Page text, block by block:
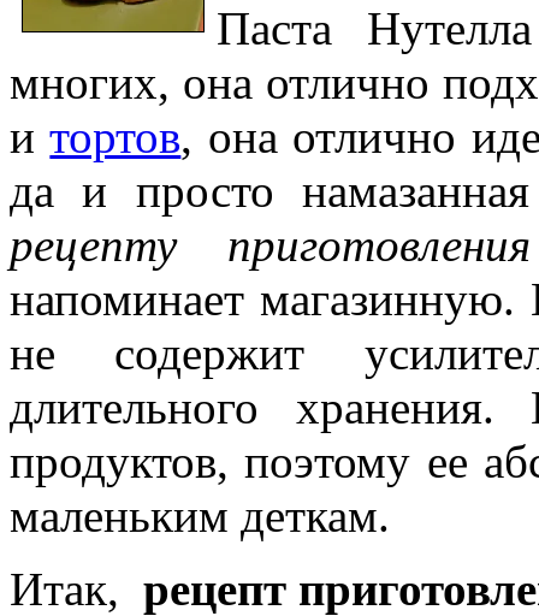
Паста
многих, она отлично
итортов, она отлично
да и просто
рецепту
напоминает магазинную.
не содержит
длительного
продуктов, поэтому ее
маленьким деткам.
Итак, рецепт